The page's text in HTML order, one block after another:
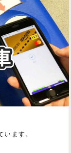
ます。